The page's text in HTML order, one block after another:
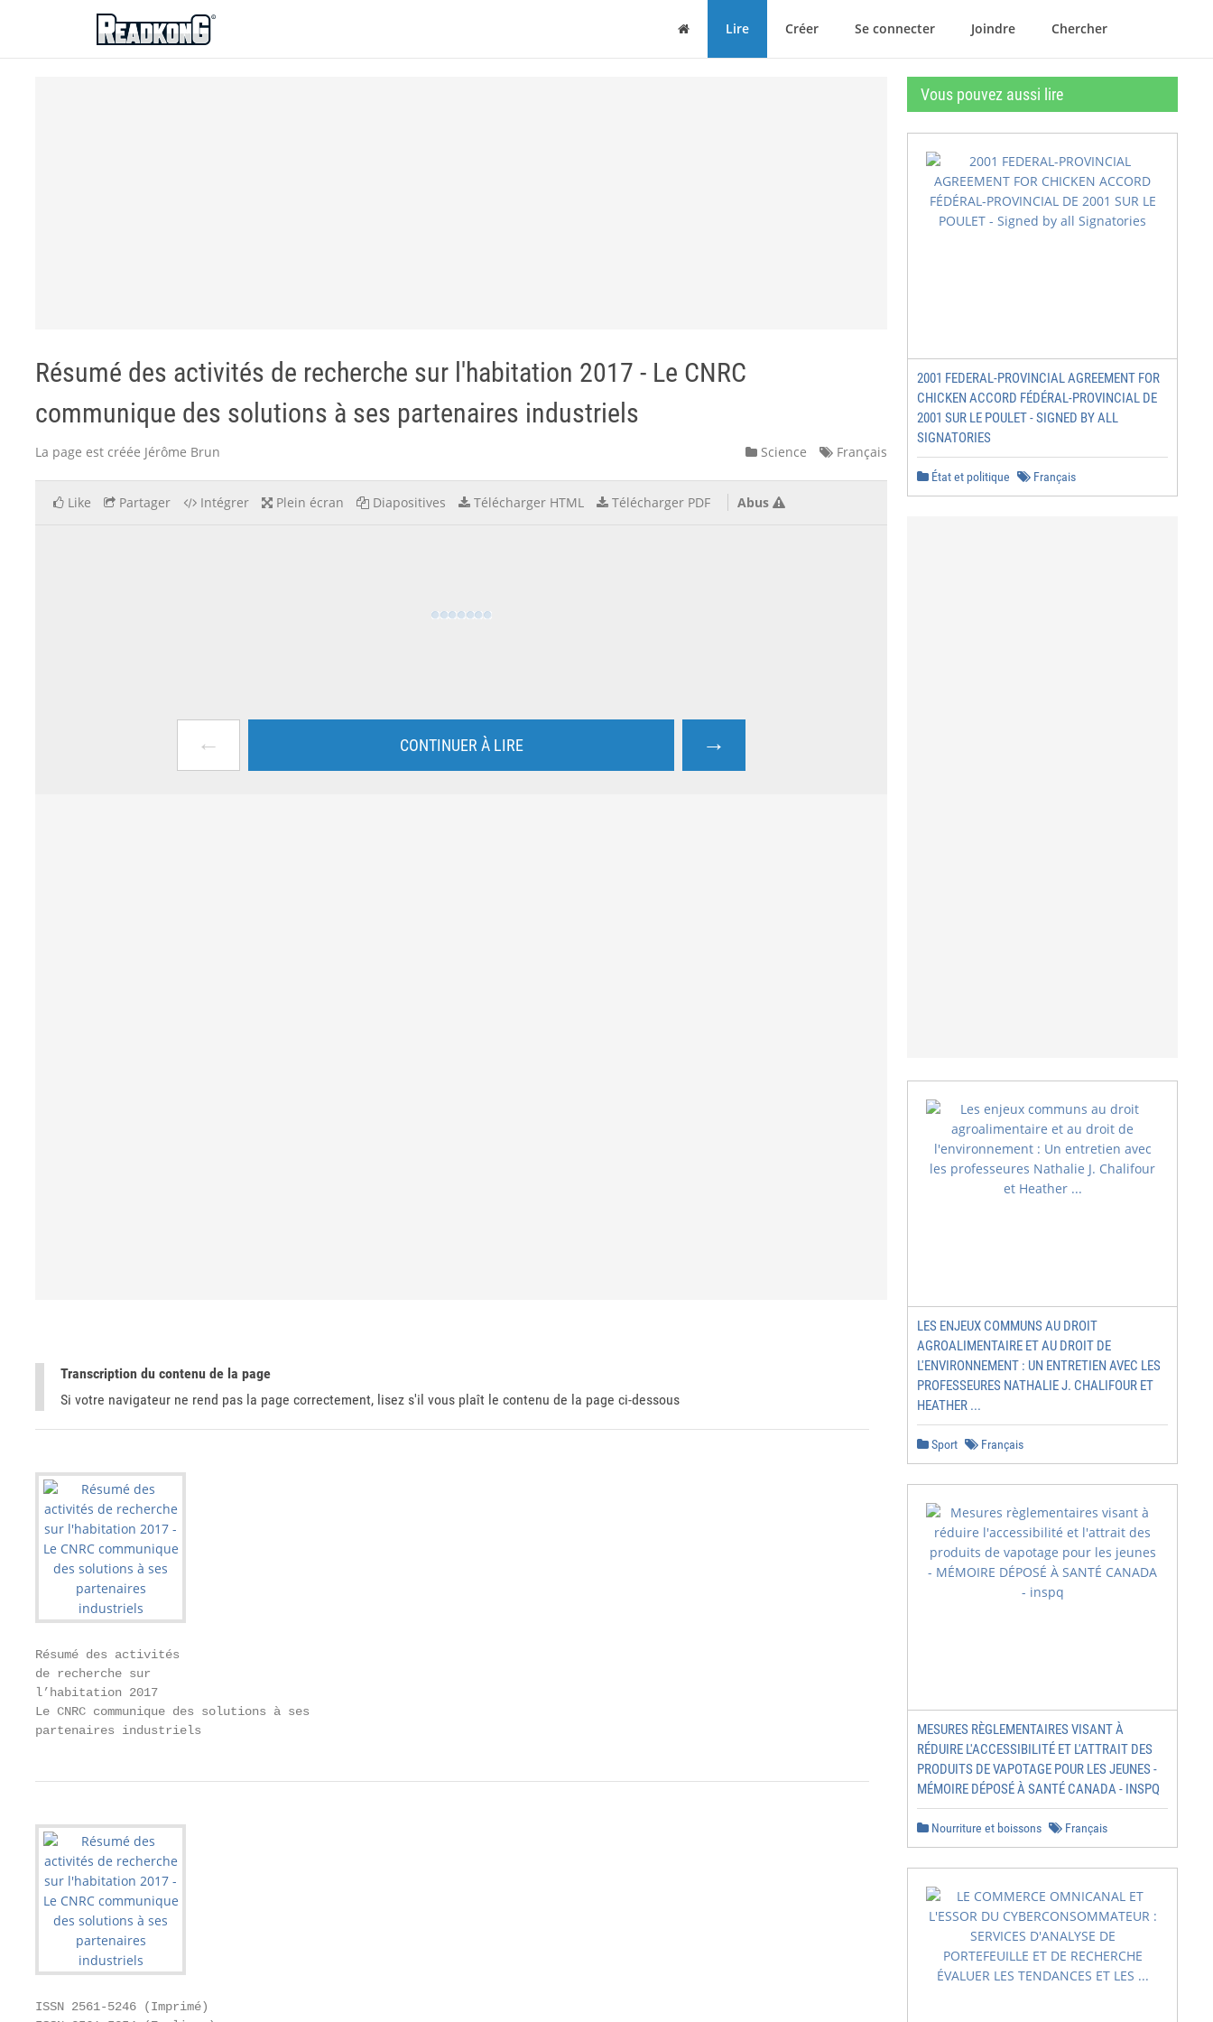
ReadkonG
MaisonLire Créer Se connecter Joindre Chercher
Résumé des activités de recherche sur l'habitation 2017 - Le CNRC
communique des solutions à ses partenaires industriels
La page est créée Jérôme Brun Science Français
Like Partager Intégrer Plein écran Diapositives Télécharger HTML Télécharger PDF Abus
← CONTINUER À LIRE →
Transcription du contenu de la page
Si votre navigateur ne rend pas la page correctement, lisez s'il vous plaît le contenu de la page ci-dessous
Résumé des activités
de recherche sur
l’habitation 2017
Le CNRC communique des solutions à ses
partenaires industriels
ISSN 2561-5246 (Imprimé)
Vous pouvez aussi lire
2001 FEDERAL-PROVINCIAL AGREEMENT FOR
CHICKEN ACCORD FÉDÉRAL-PROVINCIAL DE
2001 SUR LE POULET - SIGNED BY ALL
SIGNATORIES
État et politique Français
LES ENJEUX COMMUNS AU DROIT
AGROALIMENTAIRE ET AU DROIT DE
L'ENVIRONNEMENT : UN ENTRETIEN AVEC LES
PROFESSEURES NATHALIE J. CHALIFOUR ET
HEATHER ...
Sport Français
MESURES RÈGLEMENTAIRES VISANT À
RÉDUIRE L'ACCESSIBILITÉ ET L'ATTRAIT DES
PRODUITS DE VAPOTAGE POUR LES JEUNES -
MÉMOIRE DÉPOSÉ À SANTÉ CANADA - INSPQ
Nourriture et boissons Français